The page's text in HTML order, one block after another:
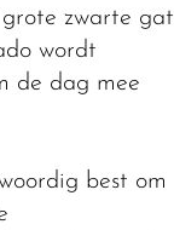
zwarte gat
wordt
de dag mee
best om